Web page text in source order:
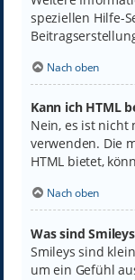
speziellen Hilfe-
Nach oben
Kann ich HTML
Nein, es ist nicht
verwenden. Die
HTML bietet,
Nach oben
Was sind
Smileys sind
um ein Gefühl